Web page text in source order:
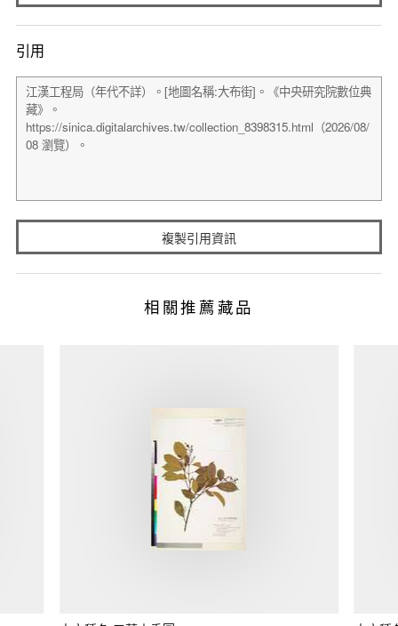
引用
複製引用資訊
相關推薦藏品